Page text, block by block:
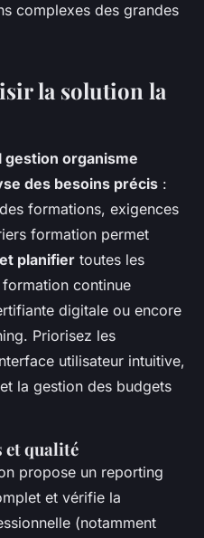
complexes des grandes
la solution la
gestion organisme
des besoins précis :
formations, exigences
formation permet
planifier toutes les
formation continue
digitale ou encore
Priorisez les
utilisateur intuitive,
la gestion des budgets
et qualité
propose un reporting
et vérifie la
(notamment